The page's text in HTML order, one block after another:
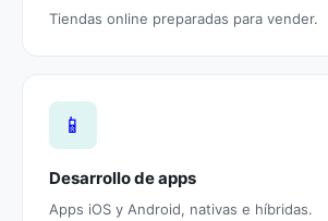
Tiendas online preparadas para vender.
📱
Desarrollo de apps
Apps iOS y Android, nativas e híbridas.